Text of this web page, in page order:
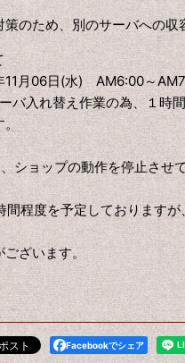
のため、別のサーバへの収
11月06日(水) AM6:00～
バ入れ替え作業の為、１時
ショップの動作を停止させ
間程度を予定しております
ざいます。
Facebookでシェア